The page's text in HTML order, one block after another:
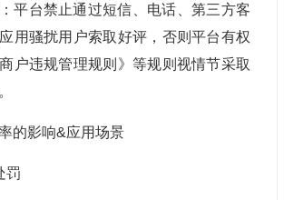
平台禁止通过短信、电话、第三方客
用骚扰用户索取好评，否则平台有权
户违规管理规则》等规则视情节采取
的影响&应用场景
罚